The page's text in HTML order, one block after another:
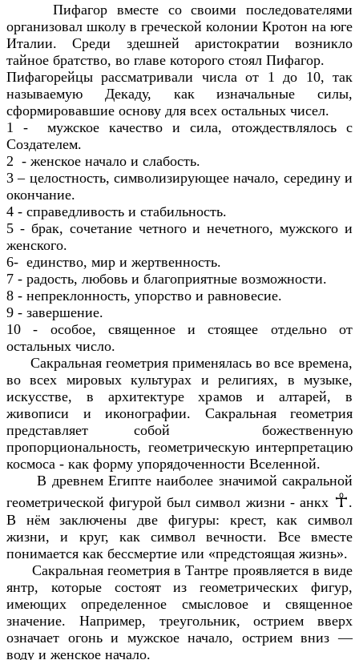
Пифагор вместе со своими последователями
организовал школу в греческой колонии Кротон на юге
Италии. Среди здешней аристократии возникло
тайное братство, во главе которого стоял Пифагор.
Пифагорейцы рассматривали числа от 1 до 10, так
называемую Декаду, как изначальные силы,
сформировавшие основу для всех остальных чисел.
1 - мужское качество и сила, отождествлялось с
Создателем.
2 - женское начало и слабость.
3 – целостность, символизирующее начало, середину и
окончание.
4 - справедливость и стабильность.
5 - брак, сочетание четного и нечетного, мужского и
женского.
6- единство, мир и жертвенность.
7 - радость, любовь и благоприятные возможности.
8 - непреклонность, упорство и равновесие.
9 - завершение.
10 - особое, священное и стоящее отдельно от
остальных число.
Сакральная геометрия применялась во все времена,
во всех мировых культурах и религиях, в музыке,
искусстве, в архитектуре храмов и алтарей, в
живописи и иконографии. Сакральная геометрия
представляет собой божественную
пропорциональность, геометрическую интерпретацию
космоса - как форму упорядоченности Вселенной.
В древнем Египте наиболее значимой сакральной
геометрической фигурой был символ жизни - анкх☥.
В нём заключены две фигуры: крест, как символ
жизни, и круг, как символ вечности. Все вместе
понимается как бессмертие или «предстоящая жизнь».
Сакральная геометрия в Тантре проявляется в виде
янтр, которые состоят из геометрических фигур,
имеющих определенное смысловое и священное
значение. Например, треугольник, острием вверх
означает огонь и мужское начало, острием вниз —
воду и женское начало.